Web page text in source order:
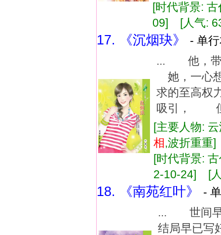
[时代背景:
09] [人气:
17. 《沉烟玦》
- 单
... 他，带
她，一心
求的至高
吸引， 但
[主要人物:
相,波折重
[时代背景:
2-10-24] [
18. 《南苑红叶》
-
... 世间
结局早已